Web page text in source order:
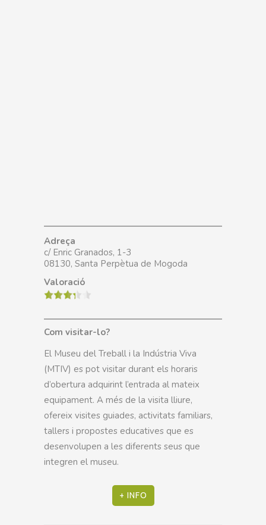
Adreça
c/ Enric Granados, 1-3
08130, Santa Perpètua de Mogoda
Valoració
Com visitar-lo?
El Museu del Treball i la Indústria Viva
(MTIV) es pot visitar durant els horaris
d’obertura adquirint l’entrada al mateix
equipament. A més de la visita lliure,
ofereix visites guiades, activitats familiars,
tallers i propostes educatives que es
desenvolupen a les diferents seus que
integren el museu.
+ INFO